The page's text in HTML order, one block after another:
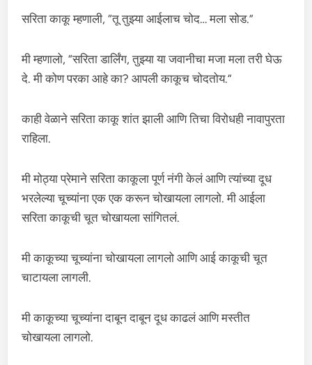
सरिता काकू म्हणाली, “तू तुझ्या आईलाच चोद… मला सोड.”
मी म्हणालो, “सरिता डार्लिंग, तुझ्या या जवानीचा मजा मला तरी घेऊ
दे. मी कोण परका आहे का? आपली काकूच चोदतोय.”
काही वेळाने सरिता काकू शांत झाली आणि तिचा विरोधही नावापुरता
राहिला.
मी मोठ्या प्रेमाने सरिता काकूला पूर्ण नंगी केलं आणि त्यांच्या दूध
भरलेल्या चूच्यांना एक एक करून चोखायला लागलो. मी आईला
सरिता काकूची चूत चोखायला सांगितलं.
मी काकूच्या चूच्यांना चोखायला लागलो आणि आई काकूची चूत
चाटायला लागली.
मी काकूच्या चूच्यांना दाबून दाबून दूध काढलं आणि मस्तीत
चोखायला लागलो.